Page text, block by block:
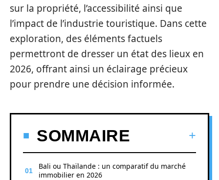
sur la propriété, l’accessibilité ainsi que
l’impact de l’industrie touristique. Dans cette
exploration, des éléments factuels
permettront de dresser un état des lieux en
2026, offrant ainsi un éclairage précieux
pour prendre une décision informée.
SOMMAIRE
Bali ou Thaïlande : un comparatif du marché
immobilier en 2026